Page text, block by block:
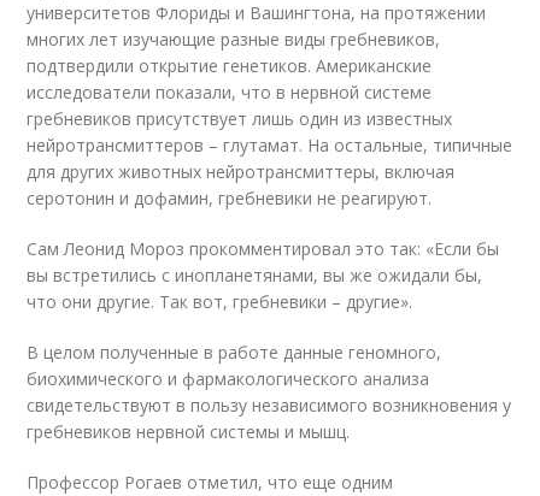
университетов Флориды и Вашингтона, на протяжении
многих лет изучающие разные виды гребневиков,
подтвердили открытие генетиков. Американские
исследователи показали, что в нервной системе
гребневиков присутствует лишь один из известных
нейротрансмиттеров – глутамат. На остальные, типичные
для других животных нейротрансмиттеры, включая
серотонин и дофамин, гребневики не реагируют.
Сам Леонид Мороз прокомментировал это так: «Если бы
вы встретились с инопланетянами, вы же ожидали бы,
что они другие. Так вот, гребневики – другие».
В целом полученные в работе данные геномного,
биохимического и фармакологического анализа
свидетельствуют в пользу независимого возникновения у
гребневиков нервной системы и мышц.
Профессор Рогаев отметил, что еще одним